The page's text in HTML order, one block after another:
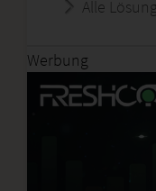
Alle
Werbung